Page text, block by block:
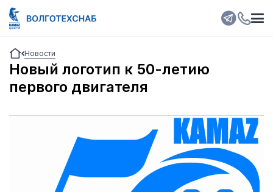
Новости
Новый логотип к 50-летию
первого двигателя